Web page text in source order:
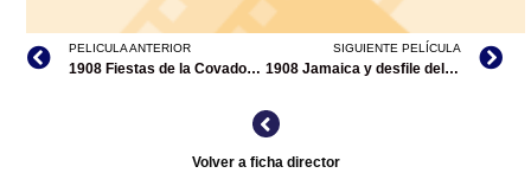
PELICULA ANTERIOR
1908 Fiestas de la Covadonga
SIGUIENTE PELÍCULA
1908 Jamaica y desfile del 5 de Mayo
Volver a ficha director